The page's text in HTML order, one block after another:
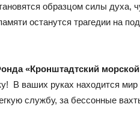
образцом силы духа,
останутся трагедии на
«Кронштадтский морской
В ваших руках находится мир
службу, за бессонные